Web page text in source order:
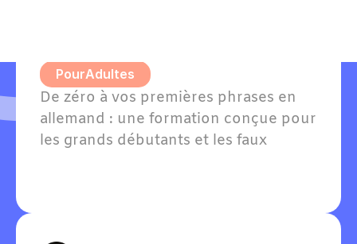
PourAdultes
De zéro à vos premières phrases en
allemand : une formation conçue pour
les grands débutants et les faux